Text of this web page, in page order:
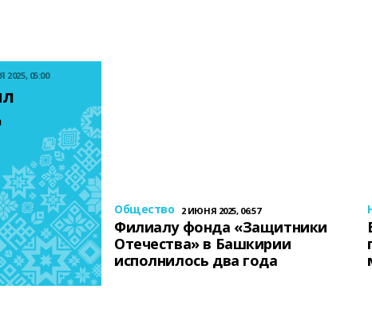
05:00
Общество 2 ИЮНЯ 2025, 06:57
Филиалу фонда «Защитники
Отечества» в Башкирии
исполнилось два года